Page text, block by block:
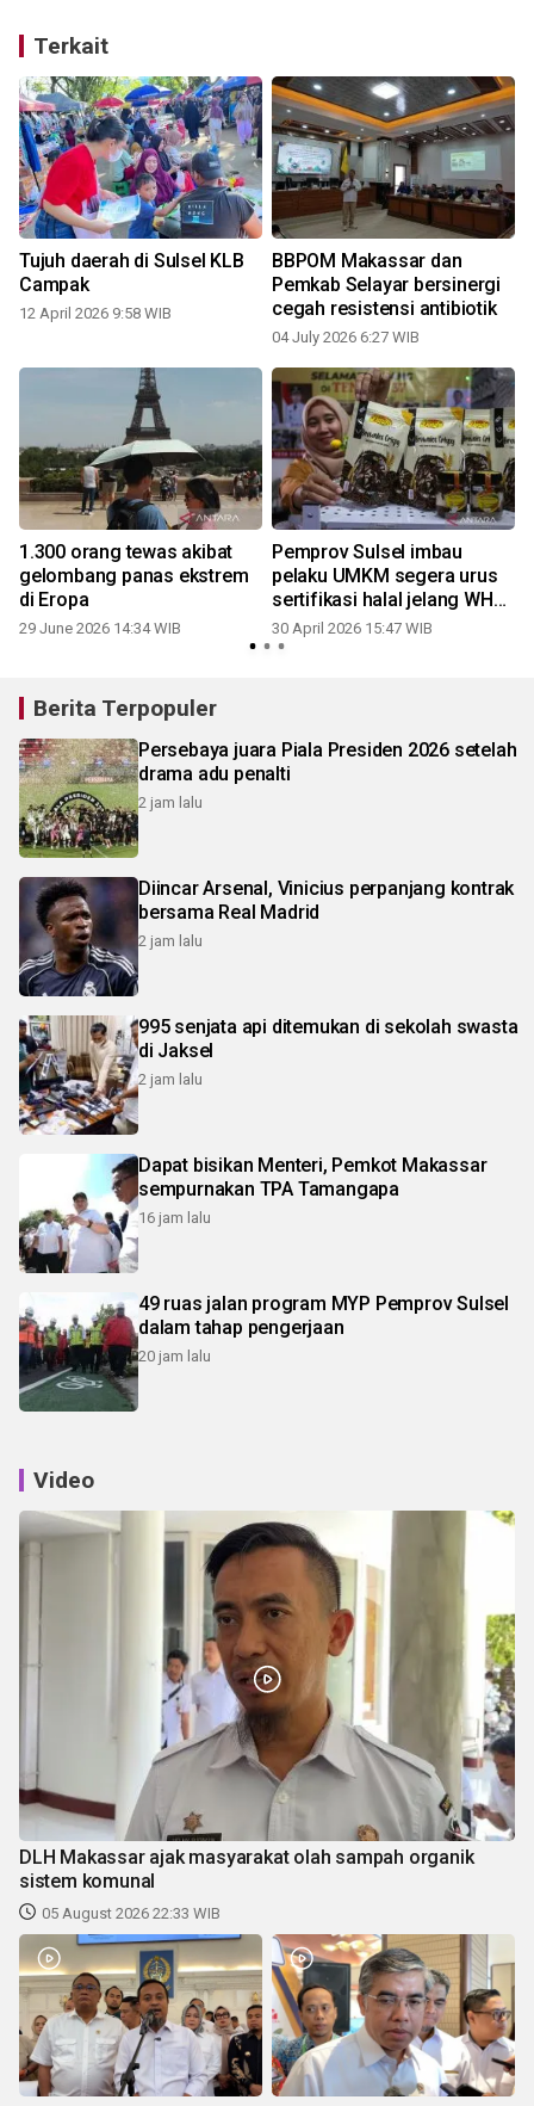
Terkait
Tujuh daerah di Sulsel KLB
Campak
12 April 2026 9:58 WIB
BBPOM Makassar dan
Pemkab Selayar bersinergi
cegah resistensi antibiotik
04 July 2026 6:27 WIB
1.300 orang tewas akibat
gelombang panas ekstrem
di Eropa
29 June 2026 14:34 WIB
Pemprov Sulsel imbau
pelaku UMKM segera urus
sertifikasi halal jelang WHO
2026
30 April 2026 15:47 WIB
Berita Terpopuler
Persebaya juara Piala Presiden 2026 setelah
drama adu penalti
2 jam lalu
Diincar Arsenal, Vinicius perpanjang kontrak
bersama Real Madrid
2 jam lalu
995 senjata api ditemukan di sekolah swasta
di Jaksel
2 jam lalu
Dapat bisikan Menteri, Pemkot Makassar
sempurnakan TPA Tamangapa
16 jam lalu
49 ruas jalan program MYP Pemprov Sulsel
dalam tahap pengerjaan
20 jam lalu
Video
DLH Makassar ajak masyarakat olah sampah organik
sistem komunal
05 August 2026 22:33 WIB